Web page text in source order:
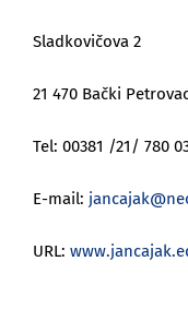
Sladkovičova 2
21 470 Bački
Tel: 00381 /21/ 780
E-mail:
URL: